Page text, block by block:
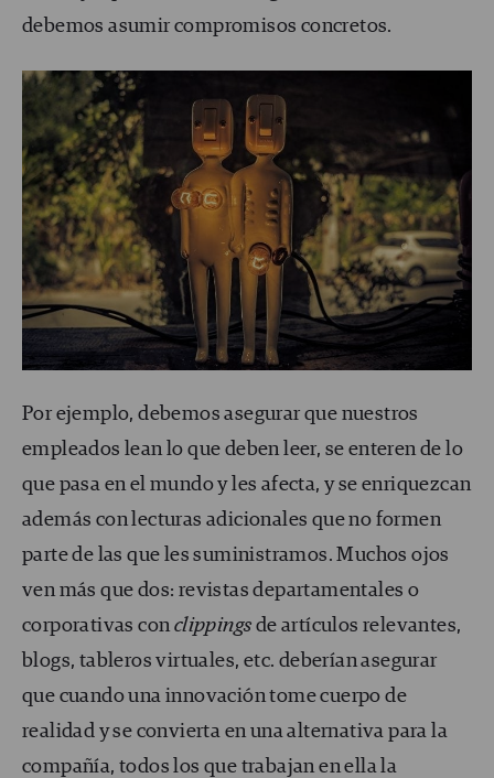
debemos asumir compromisos concretos.
Por ejemplo, debemos asegurar que nuestros
empleados lean lo que deben leer, se enteren de lo
que pasa en el mundo y les afecta, y se enriquezcan
además con lecturas adicionales que no formen
parte de las que les suministramos. Muchos ojos
ven más que dos: revistas departamentales o
corporativas conclippings de artículos relevantes,
blogs, tableros virtuales, etc. deberían asegurar
que cuando una innovación tome cuerpo de
realidad y se convierta en una alternativa para la
compañía, todos los que trabajan en ella la